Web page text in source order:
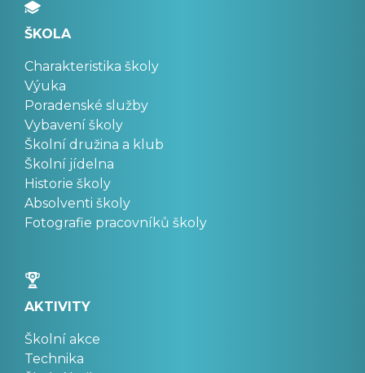
ŠKOLA
Charakteristika školy
Výuka
Poradenské služby
Vybavení školy
Školní družina a klub
Školní jídelna
Historie školy
Absolventi školy
Fotografie pracovníků školy
AKTIVITY
Školní akce
Technika